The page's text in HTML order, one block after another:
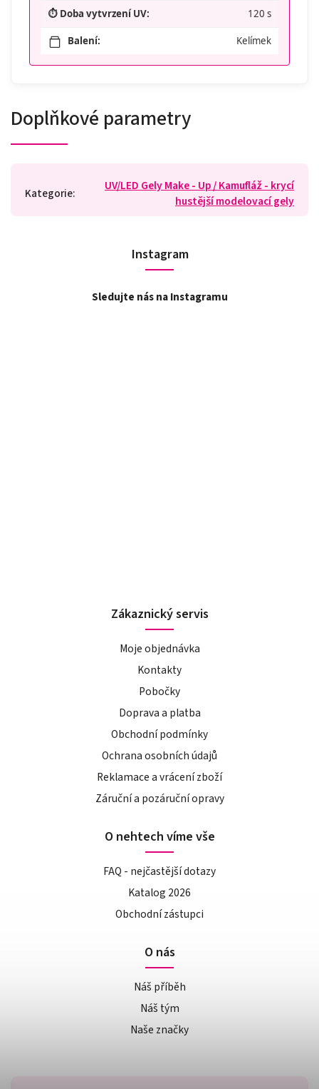
⏱️ Doba vytvrzení UV: 120 s
Balení: Kelímek
Doplňkové parametry
Kategorie:
UV/LED Gely Make - Up / Kamufláž - krycí
hustější modelovací gely
Instagram
Sledujte nás na Instagramu
Zákaznický servis
Moje objednávka
Kontakty
Pobočky
Doprava a platba
Obchodní podmínky
Ochrana osobních údajů
Reklamace a vrácení zboží
Záruční a pozáruční opravy
O nehtech víme vše
FAQ - nejčastější dotazy
Katalog 2026
Obchodní zástupci
O nás
Náš příběh
Náš tým
Naše značky